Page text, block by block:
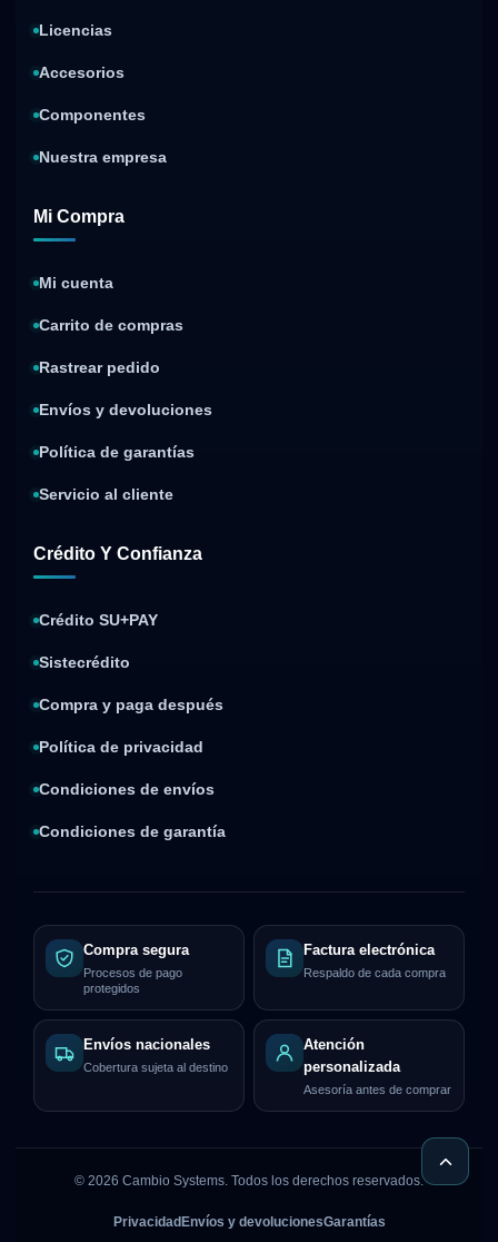
Licencias
Accesorios
Componentes
Nuestra empresa
Mi Compra
Mi cuenta
Carrito de compras
Rastrear pedido
Envíos y devoluciones
Política de garantías
Servicio al cliente
Crédito Y Confianza
Crédito SU+PAY
Sistecrédito
Compra y paga después
Política de privacidad
Condiciones de envíos
Condiciones de garantía
Compra segura
Procesos de pago
protegidos
Factura electrónica
Respaldo de cada compra
Envíos nacionales
Cobertura sujeta al destino
Atención
personalizada
Asesoría antes de comprar
© 2026 Cambio Systems. Todos los derechos reservados.
Privacidad Envíos y devolucionesGarantías